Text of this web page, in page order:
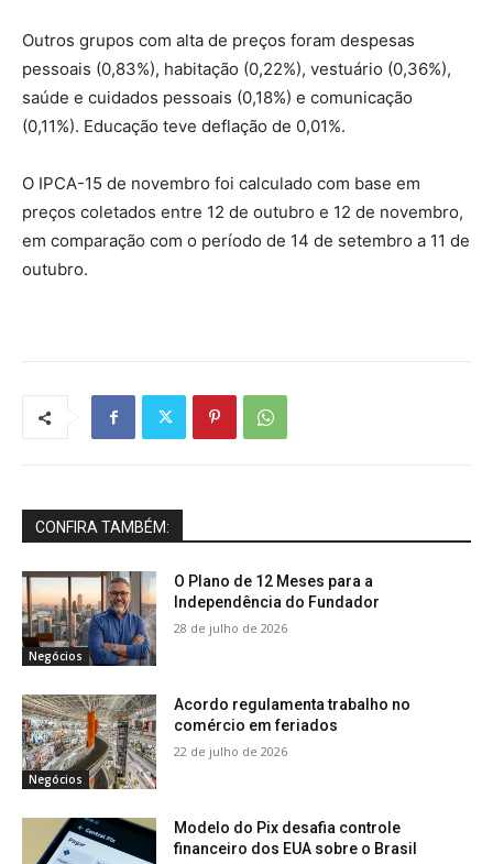
Outros grupos com alta de preços foram despesas
pessoais (0,83%), habitação (0,22%), vestuário (0,36%),
saúde e cuidados pessoais (0,18%) e comunicação
(0,11%). Educação teve deflação de 0,01%.
O IPCA-15 de novembro foi calculado com base em
preços coletados entre 12 de outubro e 12 de novembro,
em comparação com o período de 14 de setembro a 11 de
outubro.
CONFIRA TAMBÉM:
Negócios
O Plano de 12 Meses para a
Independência do Fundador
28 de julho de 2026
Negócios
Acordo regulamenta trabalho no
comércio em feriados
22 de julho de 2026
Modelo do Pix desafia controle
financeiro dos EUA sobre o Brasil